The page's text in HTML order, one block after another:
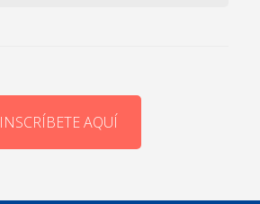
INSCRÍBETE AQUÍ